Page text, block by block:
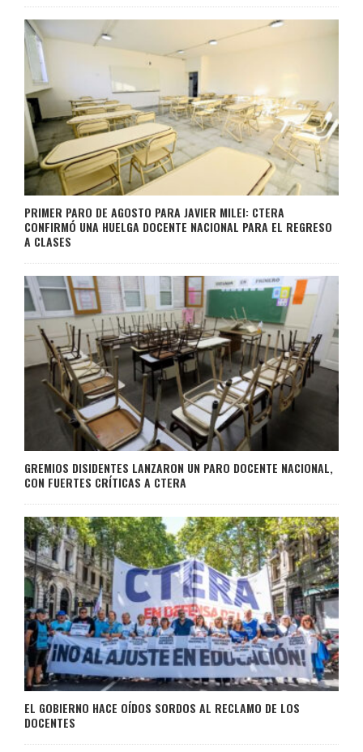
PRIMER PARO DE AGOSTO PARA JAVIER MILEI: CTERA
CONFIRMÓ UNA HUELGA DOCENTE NACIONAL PARA EL REGRESO
A CLASES
GREMIOS DISIDENTES LANZARON UN PARO DOCENTE NACIONAL,
CON FUERTES CRÍTICAS A CTERA
EL GOBIERNO HACE OÍDOS SORDOS AL RECLAMO DE LOS
DOCENTES